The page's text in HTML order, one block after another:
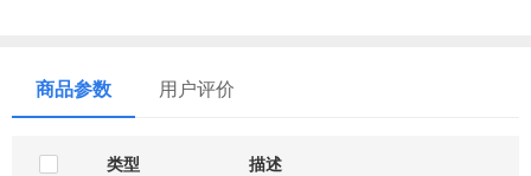
商品参数 用户评价
类型 描述